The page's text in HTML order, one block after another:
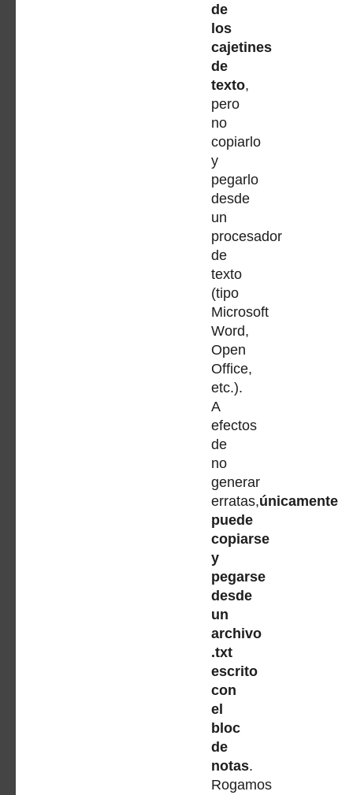
de
los
cajetines
de
texto,
pero
no
copiarlo
y
pegarlo
desde
un
procesador
de
texto
(tipo
Microsoft
Word,
Open
Office,
etc.).
A
efectos
de
no
generar
erratas,únicamente
puede
copiarse
y
pegarse
desde
un
archivo
.txt
escrito
con
el
bloc
de
notas.
Rogamos